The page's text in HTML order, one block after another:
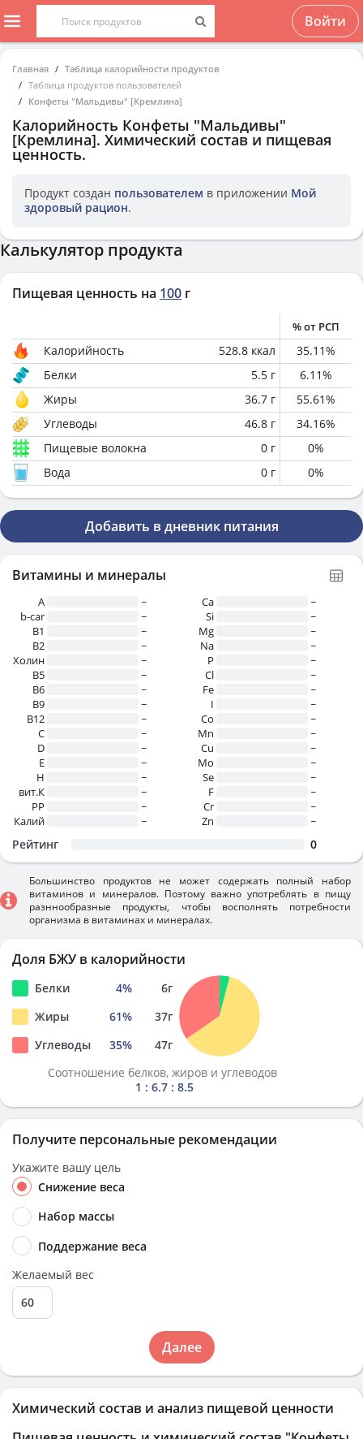
Войти
Главная
Таблица калорийности продуктов
Таблица продуктов пользователей
Конфеты "Мальдивы" [Кремлина]
Калорийность Конфеты "Мальдивы"
[Кремлина]. Химический состав и пищевая
ценность.
Продукт создан пользователем в приложении Мой
здоровый рацион.
Химический состав и анализ пищевой ценности
Калькулятор продукта
Пищевая ценность на 100 г
% от РСП
Калорийность 528.8 ккал 35.11%
Белки
5.5 г 6.11%
Жиры
36.7 г 55.61%
Углеводы
46.8 г 34.16%
Пищевые волокна
0 г 0%
Вода
0 г 0%
Добавить в дневник питания
Витамины и минералы
A
~
b-car
~
В1
~
B2
~
Холин
~
B5
~
B6
~
B9
~
B12
~
C
~
D
~
E
~
H
~
вит.К
~
PP
~
Калий
~
Ca
~
Si
~
Mg
~
Na
~
P
~
Cl
~
Fe
~
I
~
Co
~
Mn
~
Cu
~
Mo
~
Se
~
F
~
Cr
~
Zn
~
Рейтинг 0
Большинство продуктов не может содержать полный набор
витаминов и минералов. Поэтому важно употреблять в пищу
разннообразные продукты, чтобы восполнять потребности
организма в витаминах и минералах.
Доля БЖУ в калорийности
Белки 4% 6г
Жиры
61% 37г
Углеводы
35% 47г
Соотношение белков, жиров и углеводов
1 : 6.7 : 8.5
Получите персональные рекомендации
Укажите вашу цель
Снижение веса
Набор массы
Поддержание веса
Желаемый вес
Далее